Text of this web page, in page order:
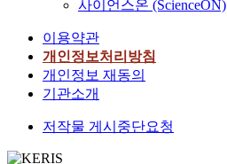
사이언스온 (ScienceON)
이용약관
개인정보처리방침
개인정보 재동의
기관소개
저작물 게시중단요청